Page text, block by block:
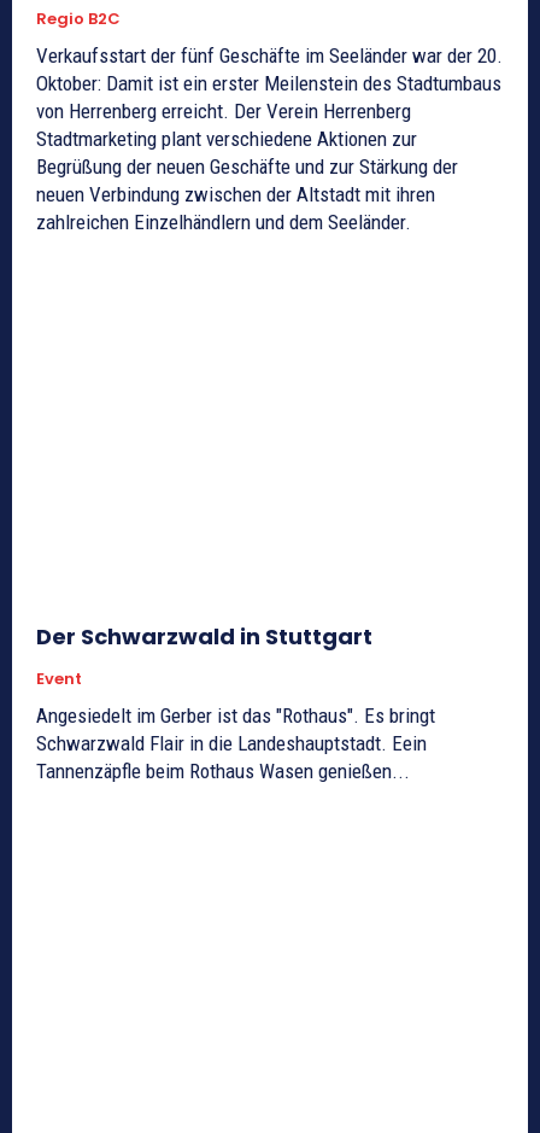
Regio B2C
Verkaufsstart der fünf Geschäfte im Seeländer war der 20.
Oktober: Damit ist ein erster Meilenstein des Stadtumbaus
von Herrenberg erreicht. Der Verein Herrenberg
Stadtmarketing plant verschiedene Aktionen zur
Begrüßung der neuen Geschäfte und zur Stärkung der
neuen Verbindung zwischen der Altstadt mit ihren
zahlreichen Einzelhändlern und dem Seeländer.
Der Schwarzwald in Stuttgart
Event
Angesiedelt im Gerber ist das "Rothaus". Es bringt
Schwarzwald Flair in die Landeshauptstadt. Eein
Tannenzäpfle beim Rothaus Wasen genießen...